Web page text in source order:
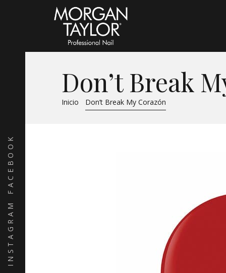
FACEBOOK
INSTAGRAM
Don’t Break
Inicio Don’t Break My Corazón